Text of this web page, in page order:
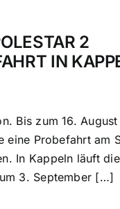
2
IN
Bis zum 16.
eine Probefahrt am
In Kappeln läuft
3. September […]